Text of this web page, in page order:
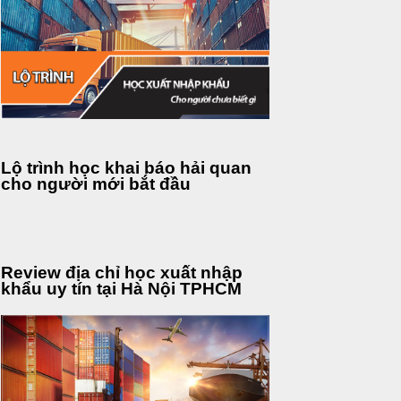
Lộ trình học khai báo hải quan
cho người mới bắt đầu
Review địa chỉ học xuất nhập
khẩu uy tín tại Hà Nội TPHCM